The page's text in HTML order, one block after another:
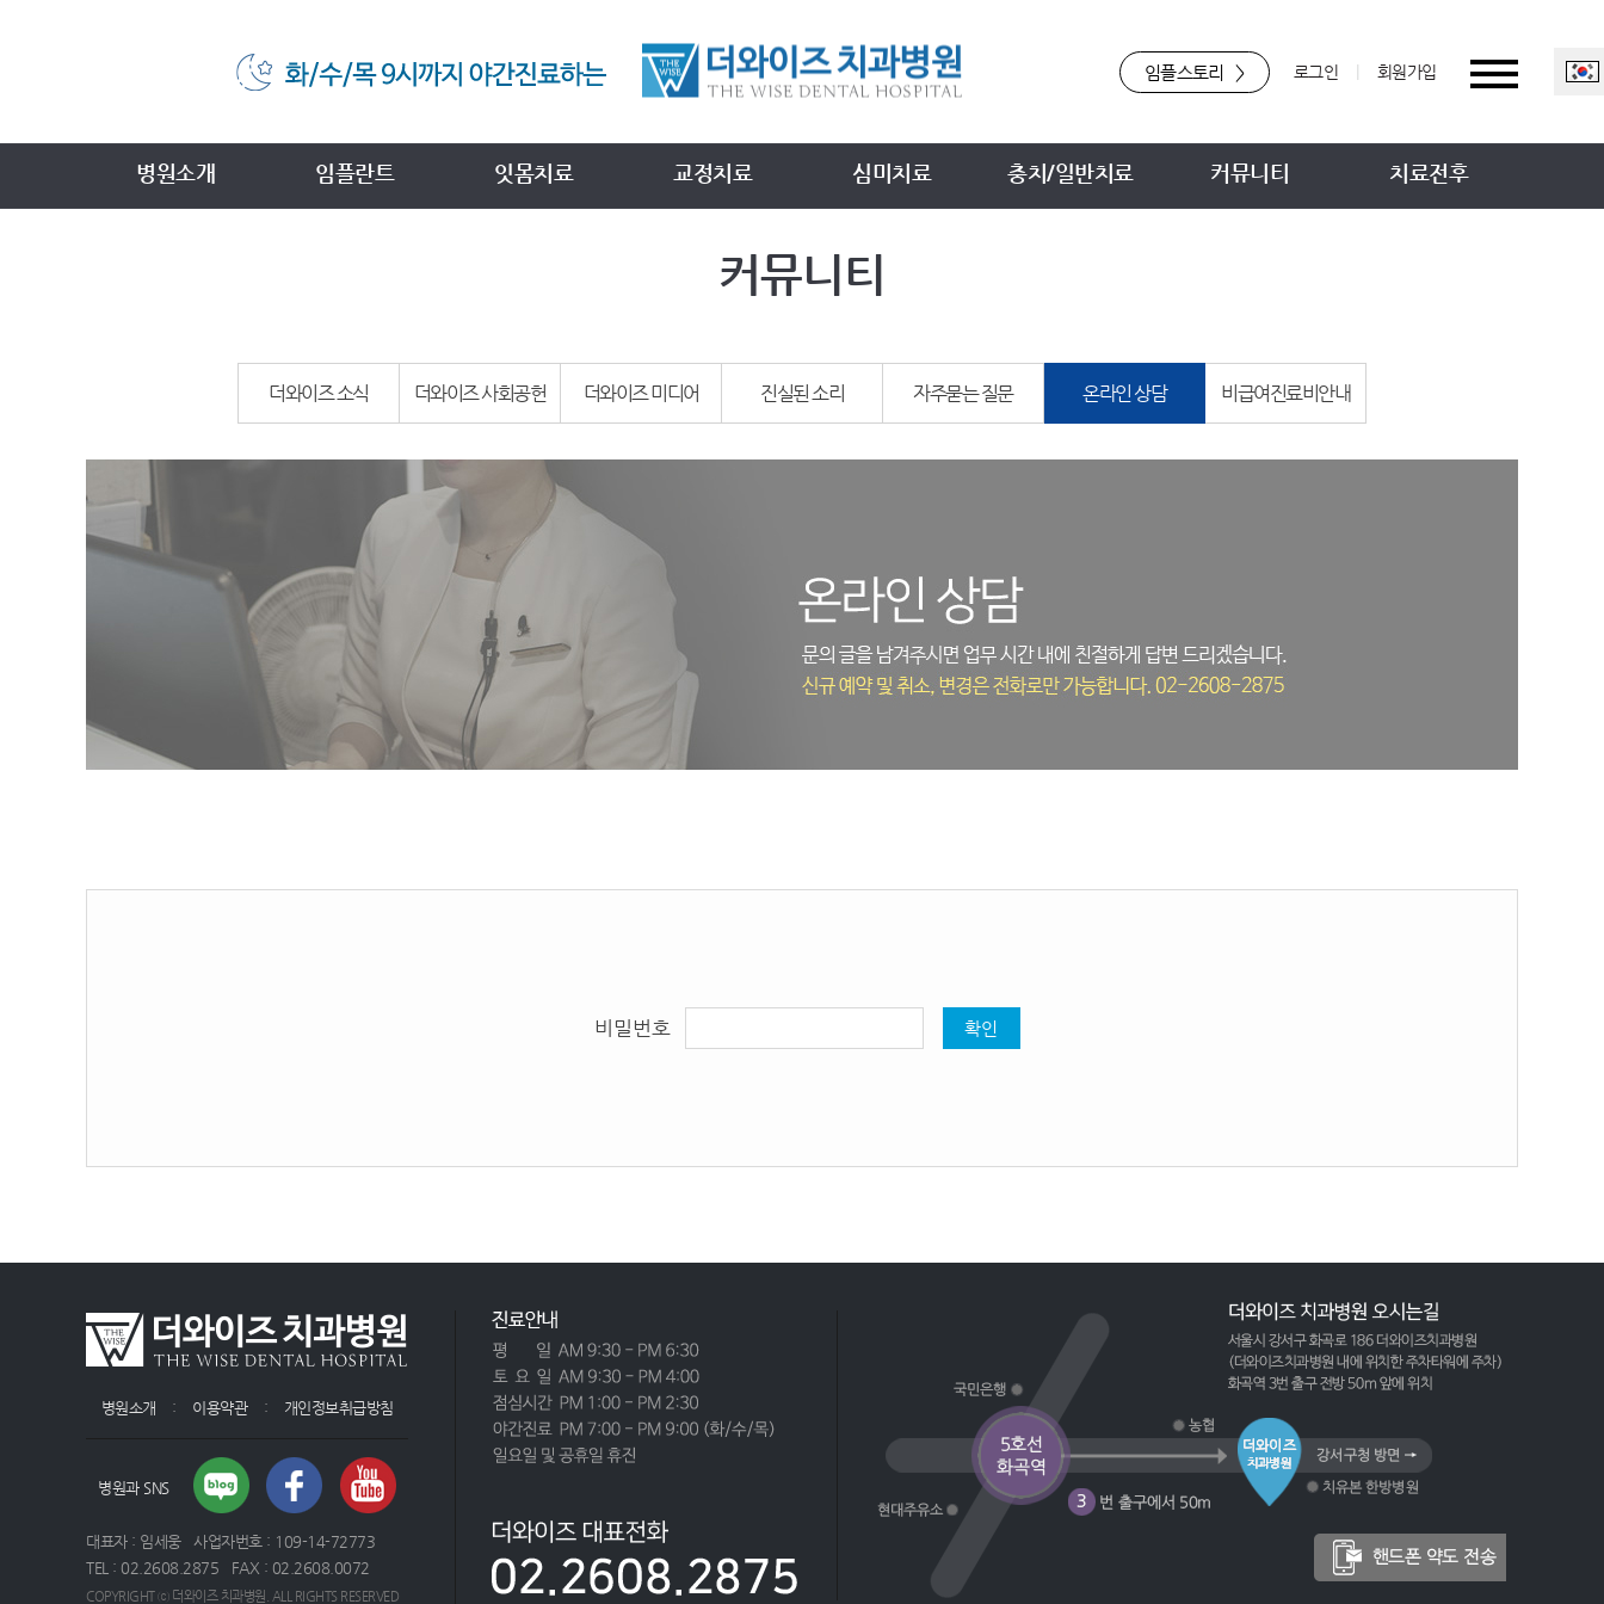
임플스토리 > 로그인 회원가입
병원소개 임플란트 잇몸치료 교정치료 심미치료 충치/일반치료 커뮤니티 치료전후
커뮤니티
더와이즈 소식 더와이즈 사회공헌 더와이즈 미디어 진실된 소리 자주묻는 질문 온라인 상담 비급여진료비안내
비밀번호 확인
병원소개 : 이용약관 : 개인정보취급방침
병원과 SNS
대표자 : 임세웅 사업자번호 : 109-14-72773
TEL : 02.2608.2875 FAX : 02.2608.0072
COPYRIGHT ⓒ 더와이즈 치과병원. ALL RIGHTS RESERVED